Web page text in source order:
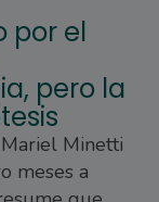
por el
pero la
Minetti
meses a